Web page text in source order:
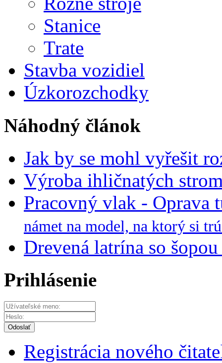
Stanice
Trate
Stavba vozidiel
Úzkorozchodky
Náhodný článok
Jak by se mohl vyřešit
Výroba ihličnatých
Pracovný vlak - Oprava
námet na model, na ktorý si
Drevená latrína so
Prihlásenie
Odoslať
Registrácia nového